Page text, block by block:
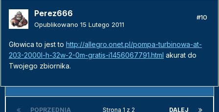
Perez666
Opublikowano 15 Lutego 2011
#10
Głowica to jest to http://allegro.onet.pl/pompa-turbinowa-at-
203-2000l-h-32w-2-0m-gratis-i1456067791.html akurat do
Twojego zbiornika.
POPRZEDNIA DALEJ
Strona 1 z 2